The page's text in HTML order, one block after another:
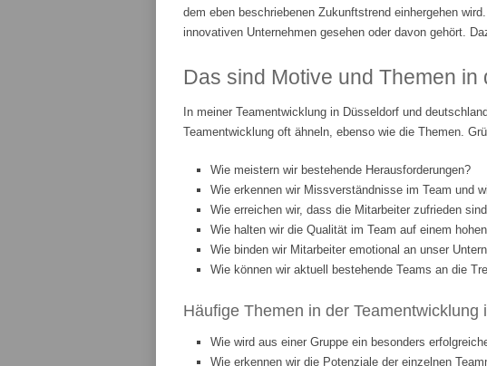
dem eben beschriebenen Zukunftstrend einhergehen
innovativen Unternehmen gesehen oder davon gehört.
Das sind Motive und Themen
In meiner Teamentwicklung in Düsseldorf und
Teamentwicklung oft ähneln, ebenso wie die Themen.
Wie meistern wir bestehende Herausforderungen?
Wie erkennen wir Missverständnisse im Team und
Wie erreichen wir, dass die Mitarbeiter zufrieden
Wie halten wir die Qualität im Team auf einem
Wie binden wir Mitarbeiter emotional an unser
Wie können wir aktuell bestehende Teams an die
Häufige Themen in der
Wie wird aus einer Gruppe ein besonders
Wie erkennen wir die Potenziale der einzelnen